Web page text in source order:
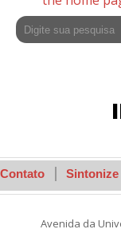
Contato Sintonize
Avenida da